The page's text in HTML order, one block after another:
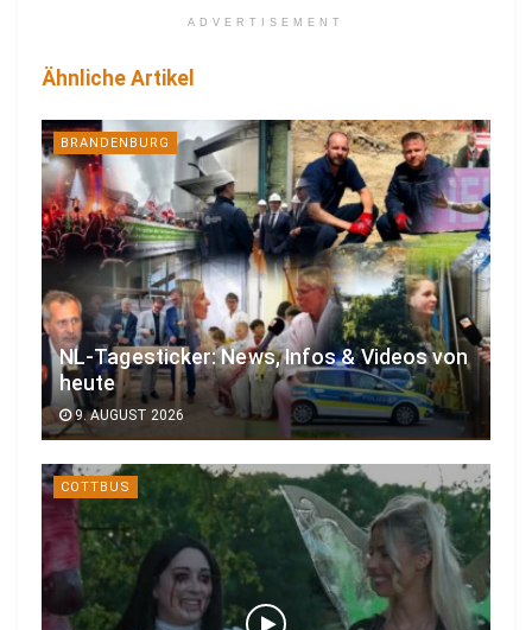
ADVERTISEMENT
Ähnliche Artikel
BRANDENBURG
NL-Tagesticker: News, Infos & Videos von
heute
9. AUGUST 2026
COTTBUS